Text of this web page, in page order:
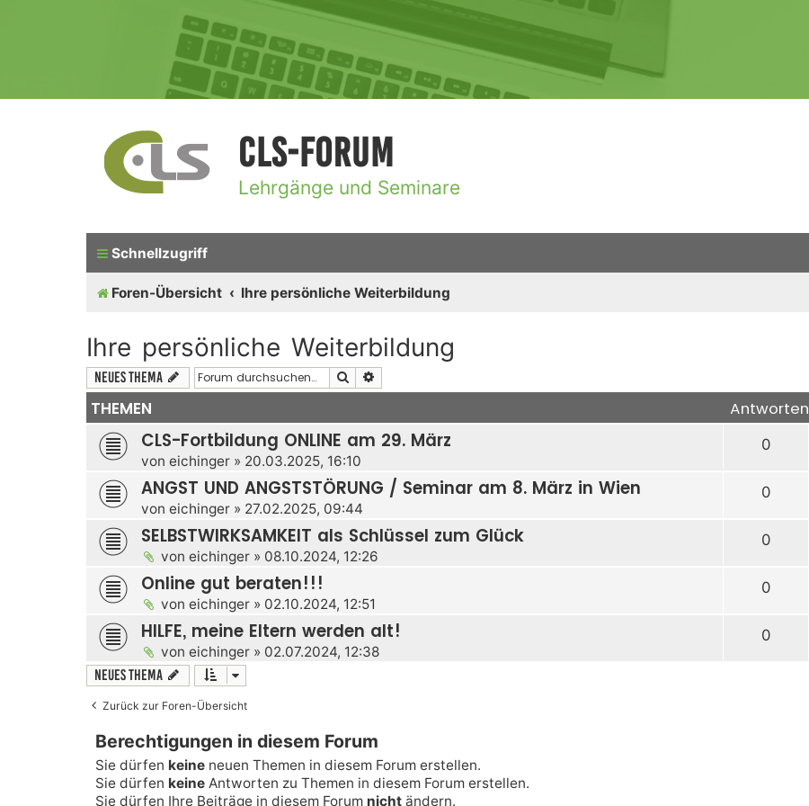
CLS-Forum
Lehrgänge und Seminare
Schnellzugriff
Foren-Übersicht Ihre persönliche Weiterbildung
Ihre persönliche Weiterbildung
Neues Thema Suche
THEMEN Antworten
CLS-Fortbildung ONLINE am 29. März
von eichinger » 20.03.2025, 16:10
0
ANGST UND ANGSTSTÖRUNG / Seminar am 8. März in Wien
von eichinger » 27.02.2025, 09:44
0
SELBSTWIRKSAMKEIT als Schlüssel zum Glück
von eichinger » 08.10.2024, 12:26
0
Online gut beraten!!!
von eichinger » 02.10.2024, 12:51
0
HILFE, meine Eltern werden alt!
von eichinger » 02.07.2024, 12:38
0
Neues Thema
Zurück zur Foren-Übersicht
Berechtigungen in diesem Forum
Sie dürfen keine neuen Themen in diesem Forum erstellen.
Sie dürfen keine Antworten zu Themen in diesem Forum erstellen.
Sie dürfen Ihre Beiträge in diesem Forum nicht ändern.